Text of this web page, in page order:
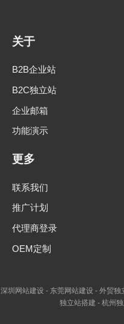
关于
B2B企业站
B2C独立站
企业邮箱
功能演示
更多
联系我们
推广计划
代理商登录
OEM定制
深圳网站建设 - 东莞网站建设 - 外贸独
独立站搭建 - 杭州